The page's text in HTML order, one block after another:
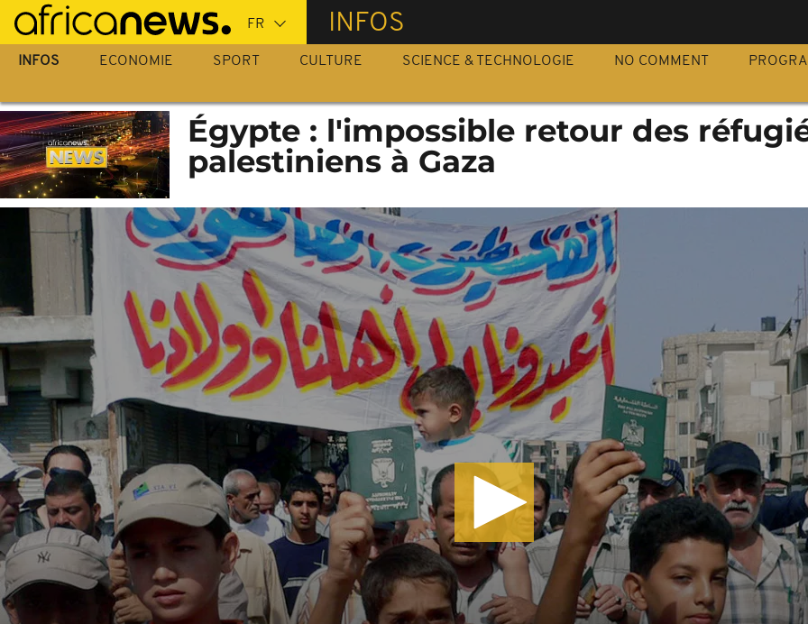
Passer
au
contenu
INFOS
INFOS ECONOMIE SPORT CULTURE SCIENCE & TECHNOLOGIE NO COMMENT
Égypte : l'impossible retour des
palestiniens à Gaza